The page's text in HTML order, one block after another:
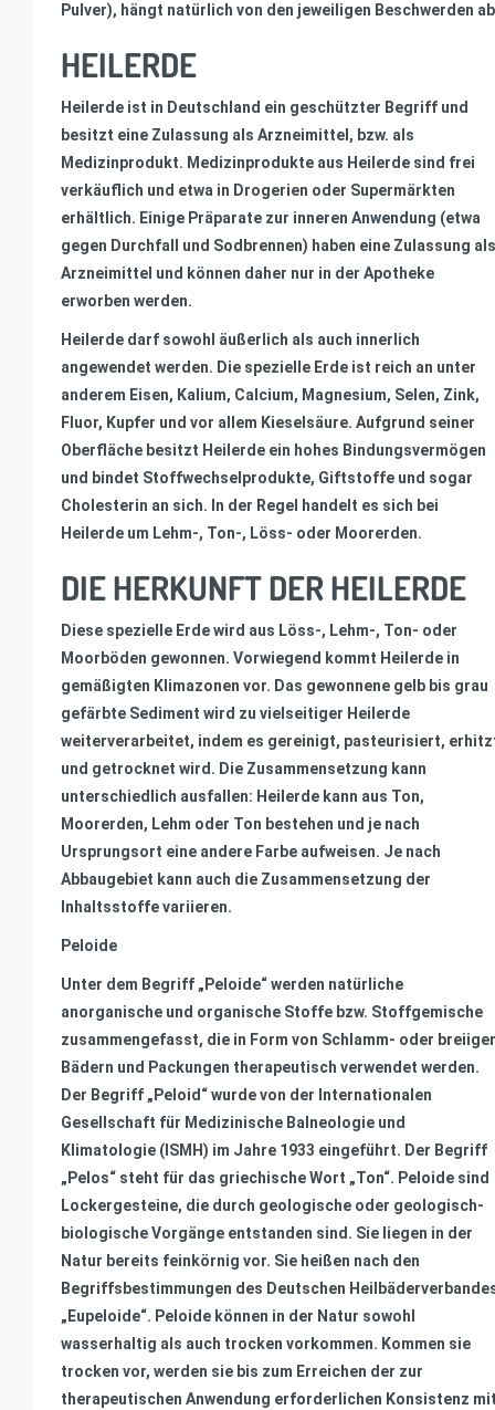
Pulver), hängt natürlich von den jeweiligen Beschwerden
HEILERDE
Heilerde ist in Deutschland ein geschützter Begriff und
besitzt eine Zulassung als Arzneimittel, bzw. als
Medizinprodukt. Medizinprodukte aus Heilerde sind frei
verkäuflich und etwa in Drogerien oder Supermärkten
erhältlich. Einige Präparate zur inneren Anwendung (etwa
gegen Durchfall und Sodbrennen) haben eine Zulassung als
Arzneimittel und können daher nur in der Apotheke
erworben werden.
Heilerde darf sowohl äußerlich als auch innerlich
angewendet werden. Die spezielle Erde ist reich an unter
anderem Eisen, Kalium, Calcium, Magnesium, Selen, Zink,
Fluor, Kupfer und vor allem Kieselsäure. Aufgrund seiner
Oberfläche besitzt Heilerde ein hohes Bindungsvermögen
und bindet Stoffwechselprodukte, Giftstoffe und sogar
Cholesterin an sich. In der Regel handelt es sich bei
Heilerde um Lehm-, Ton-, Löss- oder Moorerden.
DIE HERKUNFT DER HEILERDE
Diese spezielle Erde wird aus Löss-, Lehm-, Ton- oder
Moorböden gewonnen. Vorwiegend kommt Heilerde in
gemäßigten Klimazonen vor. Das gewonnene gelb bis grau
gefärbte Sediment wird zu vielseitiger Heilerde
weiterverarbeitet, indem es gereinigt, pasteurisiert,
und getrocknet wird. Die Zusammensetzung kann
unterschiedlich ausfallen: Heilerde kann aus Ton,
Moorerden, Lehm oder Ton bestehen und je nach
Ursprungsort eine andere Farbe aufweisen. Je nach
Abbaugebiet kann auch die Zusammensetzung der
Inhaltsstoffe variieren.
Peloide
Unter dem Begriff „Peloide“ werden natürliche
anorganische und organische Stoffe bzw. Stoffgemische
zusammengefasst, die in Form von Schlamm- oder
Bädern und Packungen therapeutisch verwendet werden.
Der Begriff „Peloid“ wurde von der Internationalen
Gesellschaft für Medizinische Balneologie und
Klimatologie (ISMH) im Jahre 1933 eingeführt. Der Begriff
„Pelos“ steht für das griechische Wort „Ton“. Peloide sind
Lockergesteine, die durch geologische oder geologisch-
biologische Vorgänge entstanden sind. Sie liegen in der
Natur bereits feinkörnig vor. Sie heißen nach den
Begriffsbestimmungen des Deutschen
„Eupeloide“. Peloide können in der Natur sowohl
wasserhaltig als auch trocken vorkommen. Kommen sie
trocken vor, werden sie bis zum Erreichen der zur
therapeutischen Anwendung erforderlichen Konsistenz